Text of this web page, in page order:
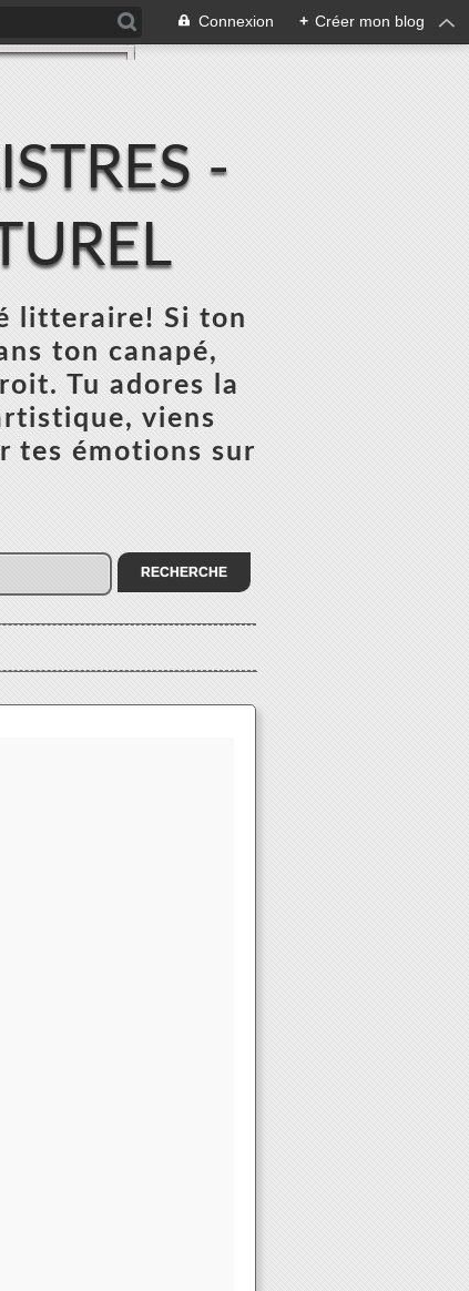
Connexion + Créer mon blog
-
litteraire! Si ton
ton canapé,
Tu adores la
viens
tes émotions sur